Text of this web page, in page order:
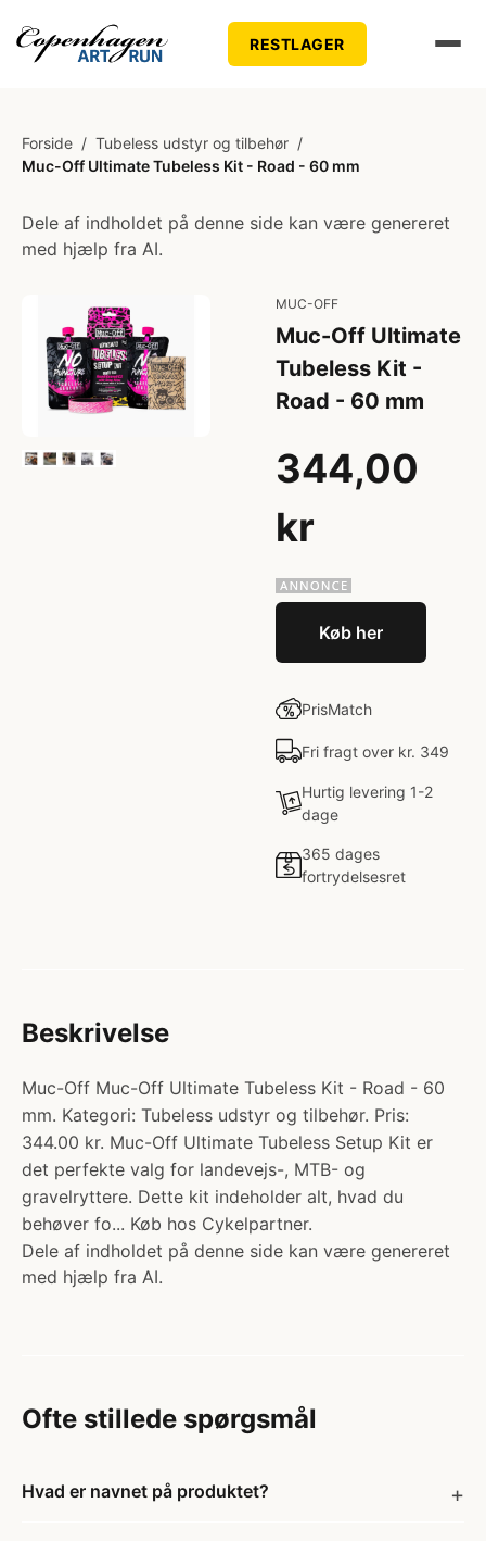
RESTLAGER
Forside / Tubeless udstyr og tilbehør /
Muc-Off Ultimate Tubeless Kit - Road - 60 mm
Dele af indholdet på denne side kan være genereret
med hjælp fra AI.
MUC-OFF
Muc-Off Ultimate
Tubeless Kit -
Road - 60 mm
344,00
kr
Køb her
PrisMatch
Fri fragt over kr. 349
Hurtig levering 1-2
dage
365 dages
fortrydelsesret
Beskrivelse
Muc-Off Muc-Off Ultimate Tubeless Kit - Road - 60
mm. Kategori: Tubeless udstyr og tilbehør. Pris:
344.00 kr. Muc-Off Ultimate Tubeless Setup Kit er
det perfekte valg for landevejs-, MTB- og
gravelryttere. Dette kit indeholder alt, hvad du
behøver fo... Køb hos Cykelpartner.
Dele af indholdet på denne side kan være genereret
med hjælp fra AI.
Ofte stillede spørgsmål
Hvad er navnet på produktet?